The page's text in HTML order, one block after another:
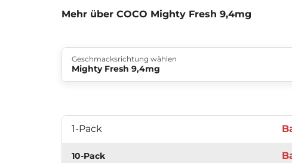
Mehr über COCO Mighty Fresh 9,4mg
Geschmacksrichtung wählen
Mighty Fresh 9,4mg
1-Pack
10-Pack